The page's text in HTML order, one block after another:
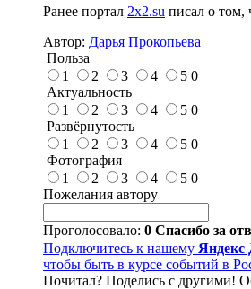
Ранее портал 2x2.su писал о том,
Автор: Дарья Прокопьева
Польза
1
2 3 4 5 0
Актуальность
1
2 3 4 5 0
Развёрнутость
1
2 3 4 5 0
Фотография
1
2 3 4 5 0
Пожелания автору
Проголосовало: 0 Спасибо за
Подключитесь к нашему Яндекс
чтобы быть в курсе событий в
Почитал? Поделись с другими!